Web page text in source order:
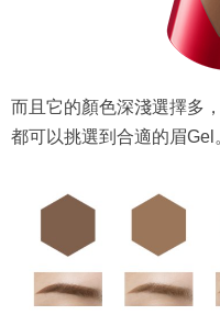
而且它的顏色深淺選擇多
都可以挑選到合適的眉Gel